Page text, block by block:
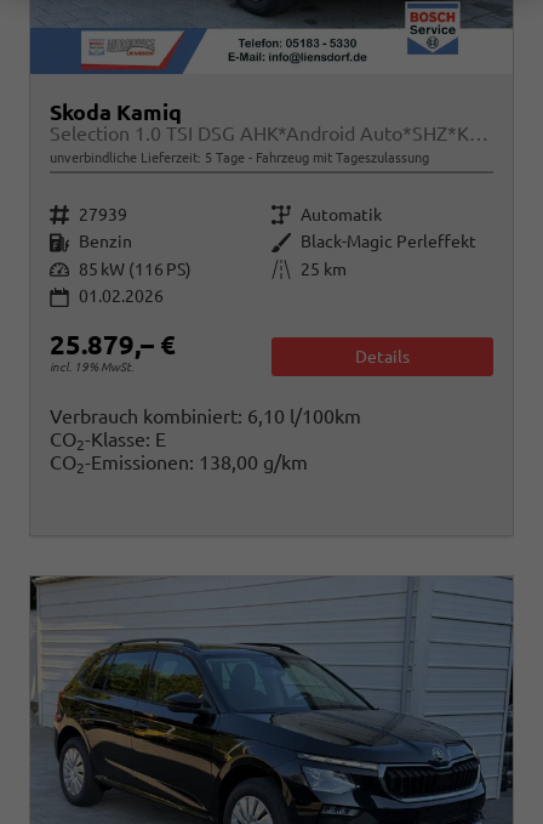
Skoda Kamiq
Selection 1.0 TSI DSG AHK*Android Auto*SHZ*Kamera*Keyless*2Z Klimaauto*
unverbindliche Lieferzeit: 5 Tage Fahrzeug mit Tageszulassung
Fahrzeugnr. 27939 Getriebe Automatik
Kraftstoff Benzin Außenfarbe Black-Magic Perleffekt
Leistung 85 kW (116 PS) Kilometerstand
25 km
01.02.2026
25.879,– €
incl. 19% MwSt.
Details
Verbrauch kombiniert: 6,10 l/100km
CO2-Klasse: E
CO2-Emissionen: 138,00 g/km